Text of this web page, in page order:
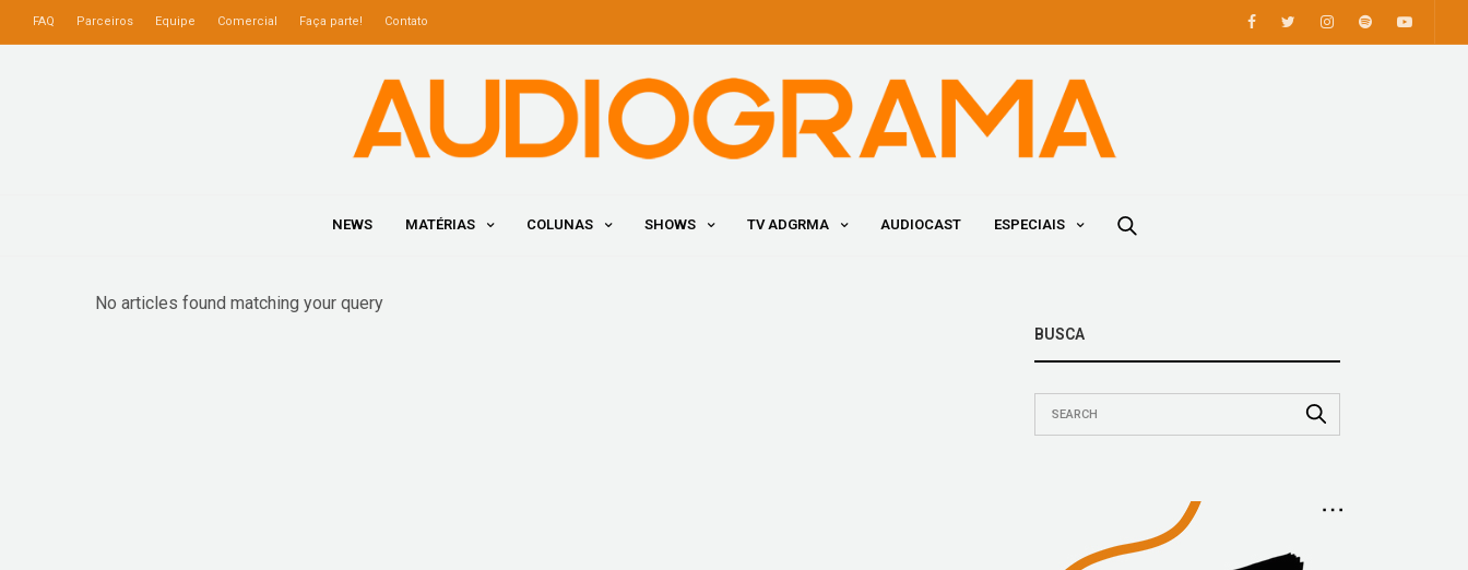
FAQ Parceiros Equipe Comercial Faça parte! Contato
NEWS MATÉRIAS COLUNAS SHOWS TV ADGRMA AUDIOCAST ESPECIAIS
No articles found matching your query
BUSCA